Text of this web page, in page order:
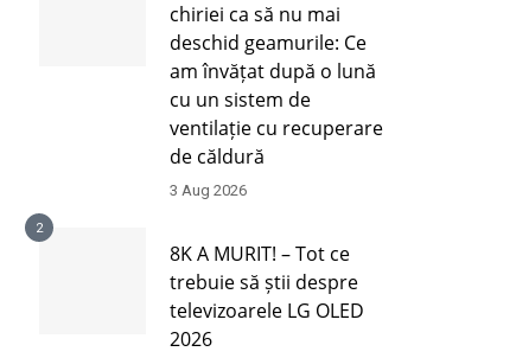
chiriei ca să nu mai
deschid geamurile: Ce
am învățat după o lună
cu un sistem de
ventilație cu recuperare
de căldură
3 Aug 2026
2
8K A MURIT! – Tot ce
trebuie să știi despre
televizoarele LG OLED
2026